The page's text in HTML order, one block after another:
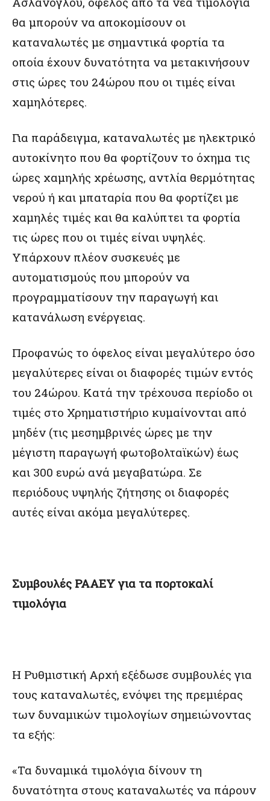
θα μπορούν να αποκομίσουν οι
καταναλωτές με σημαντικά φορτία τα
οποία έχουν δυνατότητα να μετακινήσουν
στις ώρες του 24ώρου που οι τιμές είναι
χαμηλότερες.
Για παράδειγμα, καταναλωτές με ηλεκτρικό
αυτοκίνητο που θα φορτίζουν το όχημα τις
ώρες χαμηλής χρέωσης, αντλία θερμότητας
νερού ή και μπαταρία που θα φορτίζει με
χαμηλές τιμές και θα καλύπτει τα φορτία
τις ώρες που οι τιμές είναι υψηλές.
Υπάρχουν πλέον συσκευές με
αυτοματισμούς που μπορούν να
προγραμματίσουν την παραγωγή και
κατανάλωση ενέργειας.
Προφανώς το όφελος είναι μεγαλύτερο όσο
μεγαλύτερες είναι οι διαφορές τιμών εντός
του 24ώρου. Κατά την τρέχουσα περίοδο οι
τιμές στο Χρηματιστήριο κυμαίνονται από
μηδέν (τις μεσημβρινές ώρες με την
μέγιστη παραγωγή φωτοβολταϊκών) έως
και 300 ευρώ ανά μεγαβατώρα. Σε
περιόδους υψηλής ζήτησης οι διαφορές
αυτές είναι ακόμα μεγαλύτερες.
Συμβουλές ΡΑΑΕΥ για τα πορτοκαλί
τιμολόγια
Η Ρυθμιστική Αρχή εξέδωσε συμβουλές για
τους καταναλωτές, ενόψει της πρεμιέρας
των δυναμικών τιμολογίων σημειώνοντας
τα εξής:
«Τα δυναμικά τιμολόγια δίνουν τη
δυνατότητα στους καταναλωτές να πάρουν